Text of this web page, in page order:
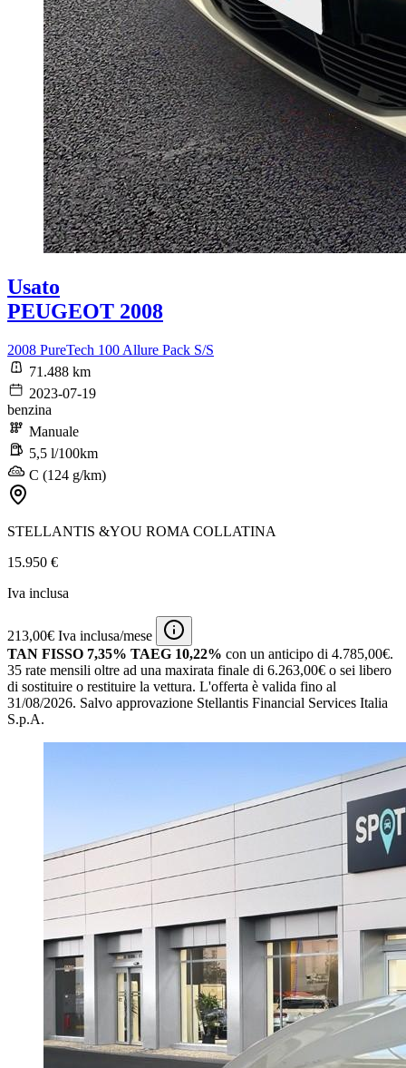
Usato
PEUGEOT 2008
2008 PureTech 100 Allure Pack S/S
71.488 km
2023-07-19
benzina
Manuale
5,5 l/100km
C (124 g/km)
STELLANTIS &YOU ROMA COLLATINA
15.950 €
Iva inclusa
213,00€ Iva inclusa/mese
TAN FISSO 7,35% TAEG 10,22% con un anticipo di 4.785,00€.
35 rate mensili oltre ad una maxirata finale di 6.263,00€ o sei libero
di sostituire o restituire la vettura. L'offerta è valida fino al
31/08/2026. Salvo approvazione Stellantis Financial Services Italia
S.p.A.